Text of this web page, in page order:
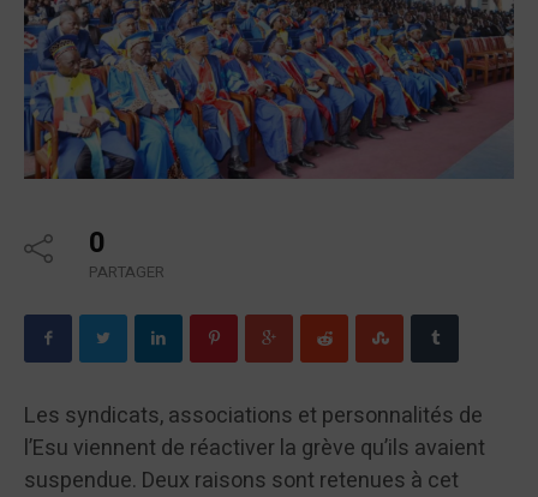
0
PARTAGER
Les syndicats, associations et personnalités de
l’Esu viennent de réactiver la grève qu’ils avaient
suspendue. Deux raisons sont retenues à cet